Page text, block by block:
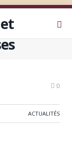
0
ACTUALITÉS